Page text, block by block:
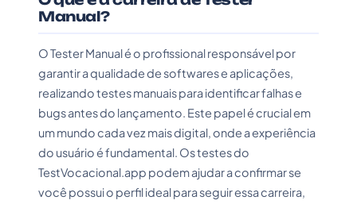
Manual?
O Tester Manual é o profissional responsável por
garantir a qualidade de softwares e aplicações,
realizando testes manuais para identificar falhas e
bugs antes do lançamento. Este papel é crucial em
um mundo cada vez mais digital, onde a experiência
do usuário é fundamental. Os testes do
TestVocacional.app podem ajudar a confirmar se
você possui o perfil ideal para seguir essa carreira,